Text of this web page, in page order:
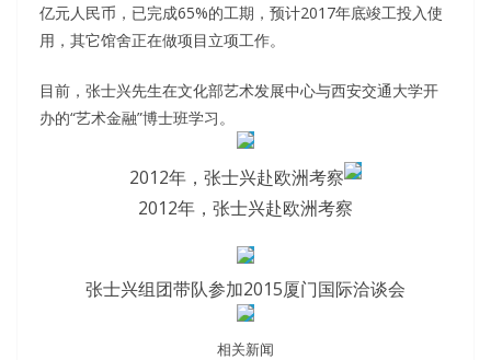
亿元人民币，已完成65%的工期，预计2017年底竣工投入使
用，其它馆舍正在做项目立项工作。
目前，张士兴先生在文化部艺术发展中心与西安交通大学开
办的“艺术金融”博士班学习。
2012年，张士兴赴欧洲考察
2012年，张士兴赴欧洲考察
张士兴组团带队参加2015厦门国际洽谈会
相关新闻